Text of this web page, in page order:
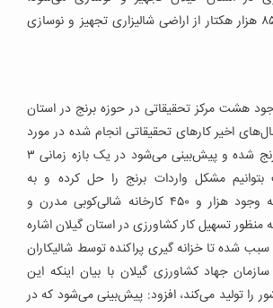
خاطرنشان کرد: تاکنون ۸۵ هزار هکتار از اراضی شالیزاری تجهیز و نوسازی
هشت مرکز تحقیقاتی در حوزه برنج در استان
اخیر کارهای تحقیقاتی انجام شده در مورد
برنج سبب بهبود تولید برنج شده و پیش‌بینی می‌شود در یک بازه زمانی ۳
مشکل واردات برنج را حل کرده و به
خودکفایی برسیم. وی به وجود هزار و ۴۵۰ کارخانه شالی‌کوبی مدرن و
نشاء به منظور تسهیل کار کشاورزی در استان گیلان اشاره
شده تا خزانه گیری پراکنده توسط شالیکاران
جهاد کشاورزی گیلان با بیان اینکه این
کشور را تولید می‌کند، افزود: پیش‌بینی می‌شود که در